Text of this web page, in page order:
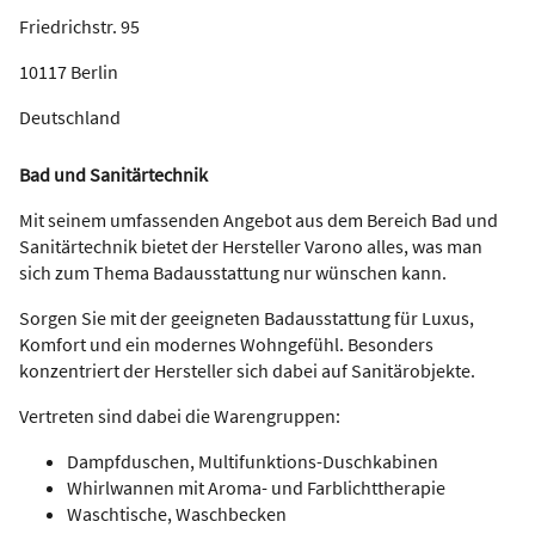
Friedrichstr. 95
10117 Berlin
Deutschland
Bad und Sanitärtechnik
Mit seinem umfassenden Angebot aus dem Bereich Bad und
Sanitärtechnik bietet der Hersteller Varono alles, was man
sich zum Thema Badausstattung nur wünschen kann.
Sorgen Sie mit der geeigneten Badausstattung für Luxus,
Komfort und ein modernes Wohngefühl. Besonders
konzentriert der Hersteller sich dabei auf Sanitärobjekte.
Vertreten sind dabei die Warengruppen:
Dampfduschen, Multifunktions-Duschkabinen
Whirlwannen mit Aroma- und Farblichttherapie
Waschtische, Waschbecken